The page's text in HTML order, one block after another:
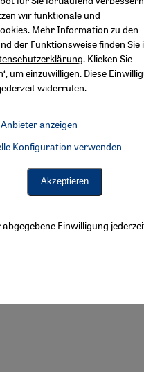
wir funktionale und
Mehr Information zu den
der Funktionsweise finden Sie
. Klicken Sie
um einzuwilligen. Diese
widerrufen.
anzeigen
/ Facebook Connect,
Embed
Konfiguration verwenden
Akzeptieren
Einwilligung